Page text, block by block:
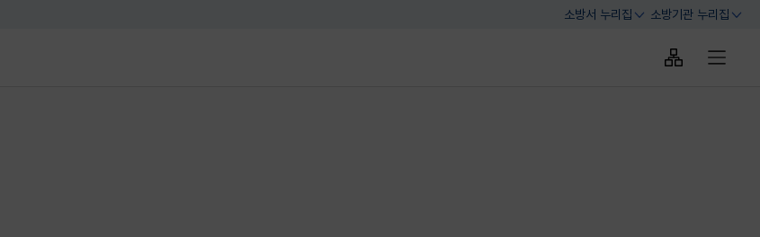
소방서 누리집
열기
소방기관 누리집
열기
사이트맵 바
전체메